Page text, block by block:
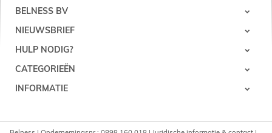
BELNESS BV
NIEUWSBRIEF
HULP NODIG?
CATEGORIEËN
INFORMATIE